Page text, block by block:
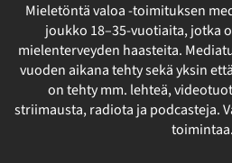
Mieletöntä valoa -toimituksen
joukko 18–35-vuotiaita, jotka
mielenterveyden haasteita.
vuoden aikana tehty sekä yksin
on tehty mm. lehteä,
striimausta, radiota ja podcasteja.
toimintaa.